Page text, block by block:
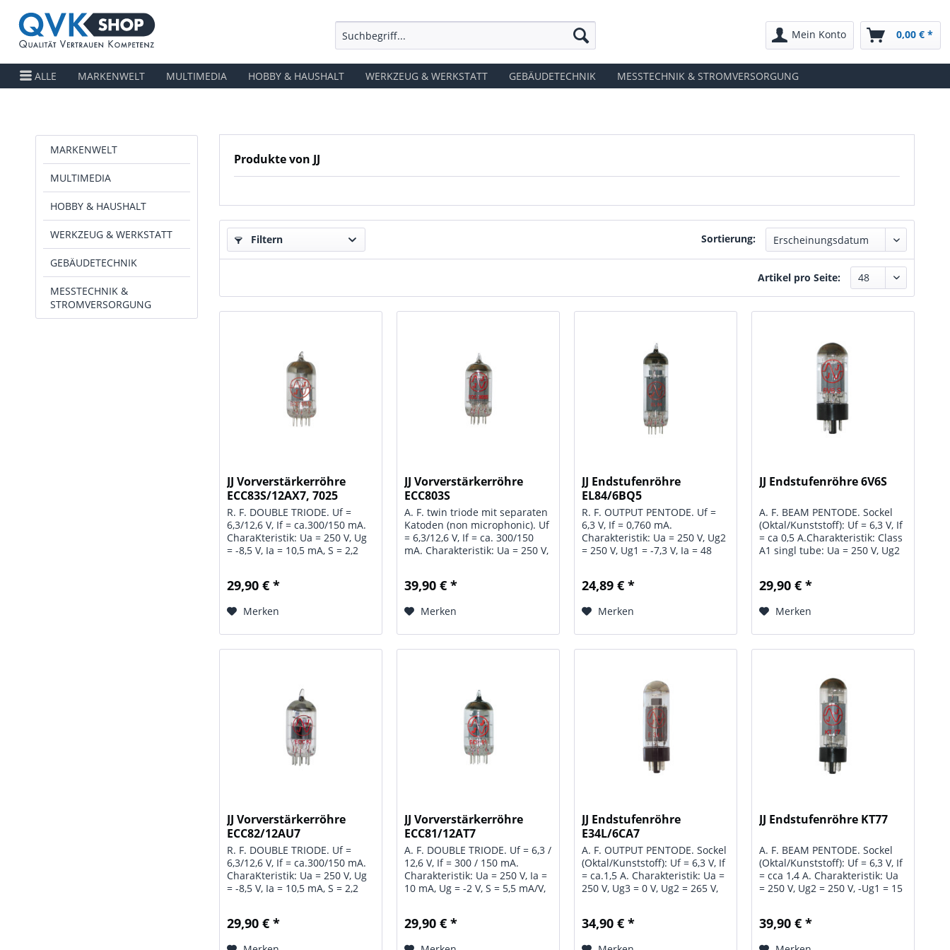
Mein Konto 0,00 € *
ALLE MARKENWELT MULTIMEDIA HOBBY & HAUSHALT WERKZEUG & WERKSTATT GEBÄUDETECHNIK MESSTECHNIK & STROMVERSORGUNG
MARKENWELT
MULTIMEDIA
HOBBY & HAUSHALT
WERKZEUG & WERKSTATT
GEBÄUDETECHNIK
MESSTECHNIK &
STROMVERSORGUNG
Produkte von JJ
Filtern Sortierung:
Artikel pro Seite:
JJ Vorverstärkerröhre
ECC83S/12AX7, 7025
R. F. DOUBLE TRIODE. Uf =
6,3/12,6 V, If = ca.300/150 mA.
CharaKteristik: Ua = 250 V, Ug
= -8,5 V, Ia = 10,5 mA, S = 2,2
2,75 W, Ik = 20 mA, Ug = -50 V,
29,90 € *
Merken
JJ Vorverstärkerröhre
ECC803S
A. F. twin triode mit separaten
Katoden (non microphonic). Uf
= 6,3/12,6 V, If = ca. 300/150
mA. Charakteristik: Ua = 250 V,
100. Grenzwerte: Ua = 330 V,
39,90 € *
Merken
JJ Endstufenröhre
EL84/6BQ5
R. F. OUTPUT PENTODE. Uf =
6,3 V, If = 0,760 mA.
Charakteristik: Ua = 250 V, Ug2
= 250 V, Ug1 = -7,3 V, Ia = 48
19. Class A1 amplifier: Ua =
Ohm, Ia =...
24,89 € *
Merken
JJ Endstufenröhre 6V6S
A. F. BEAM PENTODE. Sockel
(Oktal/Kunststoff): Uf = 6,3 V, If
= ca 0,5 A.Charakteristik: Class
A1 singl tube: Ua = 250 V, Ug2
N = 4,5 W. Push Pull: Ua = 250
29,90 € *
Merken
JJ Vorverstärkerröhre
ECC82/12AU7
R. F. DOUBLE TRIODE. Uf =
6,3/12,6 V, If = ca.300/150 mA.
CharaKteristik: Ua = 250 V, Ug
= -8,5 V, Ia = 10,5 mA, S = 2,2
2,75 W, Ik = 20 mA, Ug = -50 V,
29,90 € *
JJ Vorverstärkerröhre
ECC81/12AT7
A. F. DOUBLE TRIODE. Uf = 6,3 /
12,6 V, If = 300 / 150 mA.
Charakteristik: Ua = 250 V, Ia =
10 mA, Ug = -2 V, S = 5,5 mA/V,
2,5 W, Ik = 15 mA, Ug = -50 V,
29,90 € *
JJ Endstufenröhre
E34L/6CA7
A. F. OUTPUT PENTODE. Sockel
(Oktal/Kunststoff): Uf = 6,3 V, If
= ca.1,5 A. Charakteristik: Ua =
250 V, Ug3 = 0 V, Ug2 = 265 V,
Ri = 15 kOhm, µg2/g1 = 11, Iaz
34,90 € *
JJ Endstufenröhre KT77
A. F. BEAM PENTODE. Sockel
(Oktal/Kunststoff): Uf = 6,3 V, If
= cca 1,4 A. Charakteristik: Ua
= 250 V, Ug2 = 250 V, -Ug1 = 15
11,5. Grenzwerte: Ua = 800 V,
39,90 € *